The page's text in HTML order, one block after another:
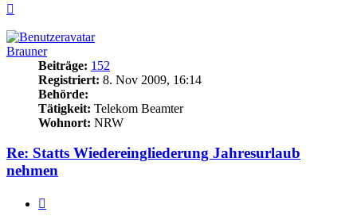
Brauner
Beiträge: 152
Registriert: 8. Nov 2009, 16:14
Behörde:
Tätigkeit: Telekom Beamter
Wohnort: NRW
Re: Statts Wiedereingliederung Jahresurlaub
nehmen